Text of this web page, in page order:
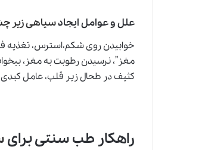
علل و عوامل ایجادسیاهی زیر
خوابیدن روی شکم،استرس،
مغز”، نرسیدن رطوبت به مغز،
کثیف در طحال زیر قلب، عامل
راهکار طب سنتی برای